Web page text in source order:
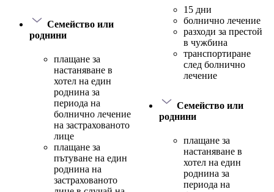
Семейство или
роднини
плащане за
настаняване в
хотел на един
роднина за
периода на
болнично лечение
на застрахованото
лице
плащане за
пътуване на един
роднина на
застрахованото
15 дни
болнично лечение
разходи за престой
в чужбина
транспортиране
след болнично
лечение
Семейство или
роднини
плащане за
настаняване в
хотел на един
роднина за
периода на